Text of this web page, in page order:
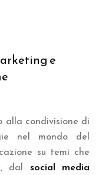
e
alla condivisione di
nel mondo del
su temi che
, dal social media